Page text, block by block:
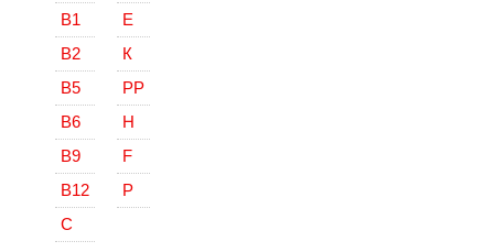
В1
В2
В5
В6
В9
В12
С
Е
К
РР
Н
F
Р